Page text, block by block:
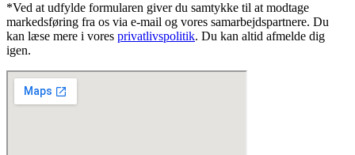
*Ved at udfylde formularen giver du samtykke til at modtage
markedsføring fra os via e-mail og vores samarbejdspartnere. Du
kan læse mere i vores privatlivspolitik. Du kan altid afmelde dig
igen.